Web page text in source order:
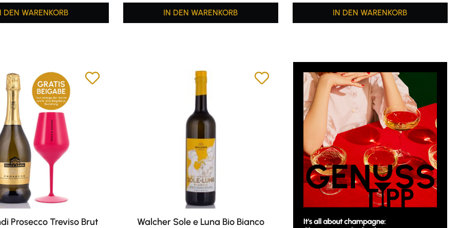
DEN WARENKORB IN DEN WARENKORB IN DEN WARENKORB
Prosecco Treviso Brut
Walcher Sole e Luna Bio Bianco